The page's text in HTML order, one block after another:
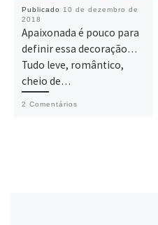
Publicado 10 de dezembro de
2018
Apaixonada é pouco para
definir essa decoração…
Tudo leve, romântico,
cheio de…
2 Comentários